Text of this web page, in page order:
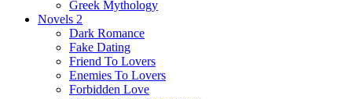
Greek Mythology
Novels 2
Dark Romance
Fake Dating
Friend To Lovers
Enemies To Lovers
Forbidden Love